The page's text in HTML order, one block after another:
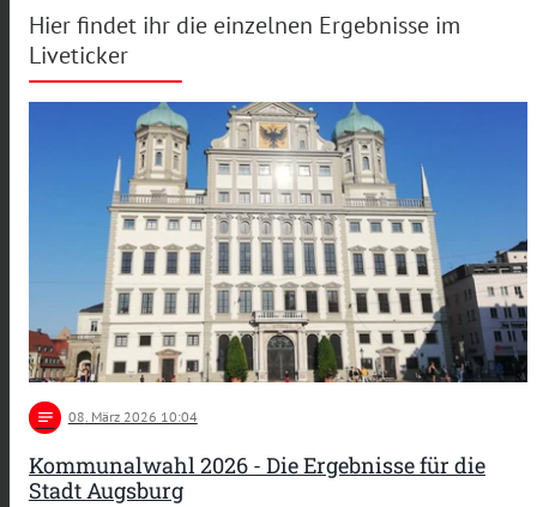
Hier findet ihr die einzelnen Ergebnisse im
Liveticker
notes 08. März 2026 10:04
Kommunalwahl 2026 - Die Ergebnisse für die
Stadt Augsburg